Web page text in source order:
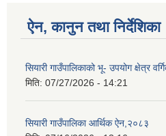
ऐन, कानुन तथा निर्देशिका
सियारी गाउँपालिकाको भू- उपयोग क्षेत्र
मिति: 07/27/2026 - 14:21
सियारी गाउँपालिका आर्थिक ऐन,२०८३